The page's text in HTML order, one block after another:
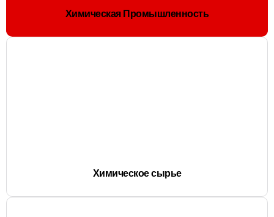
Химическая Промышленность
Химическое сырье